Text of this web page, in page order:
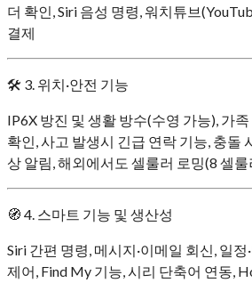
더 확인, Siri 음성 명령, 워치튜브
결제
🛠 3. 위치·안전 기능
IP6X 방진 및 생활 방수(수영 가능), 가
확인, 사고 발생시 긴급 연락 기능, 충돌
상 알림, 해외에서도 셀룰러 로밍(8 셀
🧭 4. 스마트 기능 및 생산성
Siri 간편 명령, 메시지·이메일 회신, 일정
제어, Find My 기능, 시리 단축어 연동,